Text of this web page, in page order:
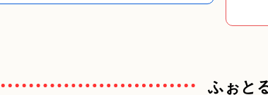
ふぉと